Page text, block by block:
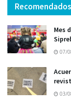
Recomendados
Mes
07/
03/